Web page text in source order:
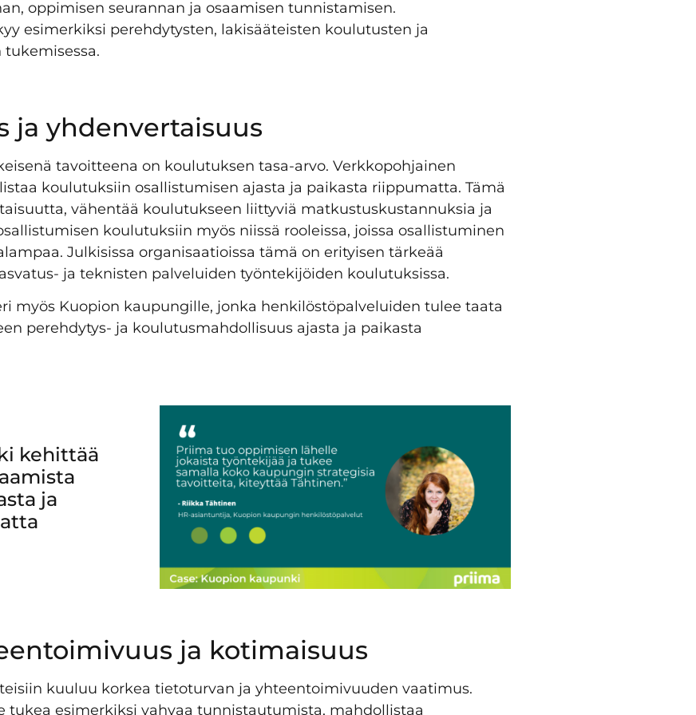
oppimisen seurannan ja osaamisen tunnistamisen.
esimerkiksi perehdytysten, lakisääteisten koulutusten ja
ja yhdenvertaisuus
tavoitteena on koulutuksen tasa-arvo. Verkkopohjainen
koulutuksiin osallistumisen ajasta ja paikasta riippumatta. Tämä
vähentää koulutukseen liittyviä matkustuskustannuksia ja
koulutuksiin myös niissä rooleissa, joissa osallistuminen
Julkisissa organisaatioissa tämä on erityisen tärkeää
ja teknisten palveluiden työntekijöiden koulutuksissa.
myös Kuopion kaupungille, jonka henkilöstöpalveluiden tulee taata
perehdytys- ja koulutusmahdollisuus ajasta ja paikasta
kehittää
ja
ja kotimaisuus
kuuluu korkea tietoturvan ja yhteentoimivuuden vaatimus.
tukea esimerkiksi vahvaa tunnistautumista, mahdollistaa